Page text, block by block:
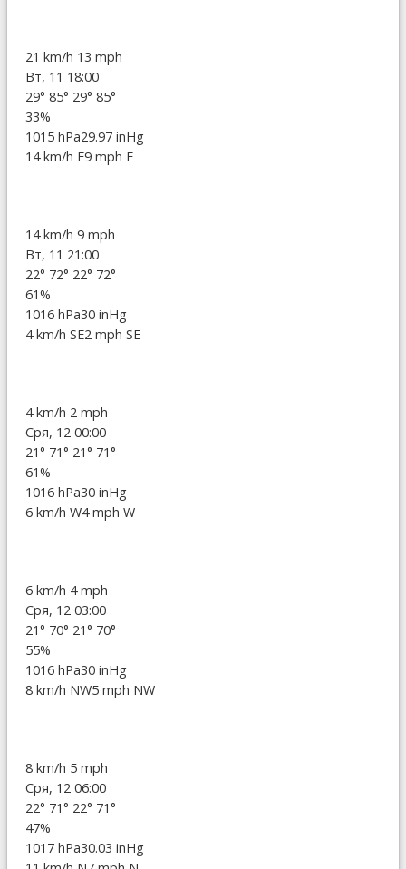
21 km/h 13 mph
Вт, 11 18:00
29° 85° 29° 85°
33%
1015 hPa29.97 inHg
14 km/h E9 mph E
14 km/h 9 mph
Вт, 11 21:00
22° 72° 22° 72°
61%
1016 hPa30 inHg
4 km/h SE2 mph SE
4 km/h 2 mph
Сря, 12 00:00
21° 71° 21° 71°
61%
1016 hPa30 inHg
6 km/h W4 mph W
6 km/h 4 mph
Сря, 12 03:00
21° 70° 21° 70°
55%
1016 hPa30 inHg
8 km/h NW5 mph NW
8 km/h 5 mph
Сря, 12 06:00
22° 71° 22° 71°
47%
1017 hPa30.03 inHg